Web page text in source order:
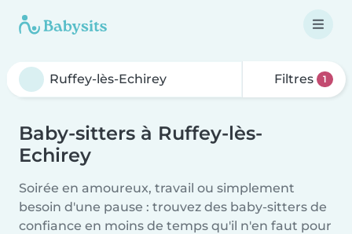
Filtres 1
Baby-sitters à Ruffey-lès-
Echirey
Soirée en amoureux, travail ou simplement
besoin d'une pause : trouvez des baby-sitters de
confiance en moins de temps qu'il n'en faut pour